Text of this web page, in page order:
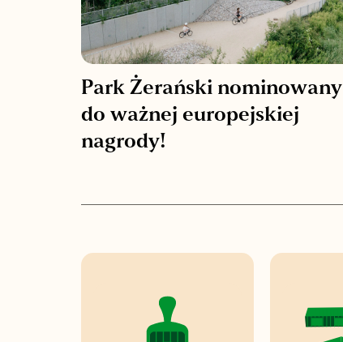
Park Żerański nominowany
do ważnej europejskiej
nagrody!